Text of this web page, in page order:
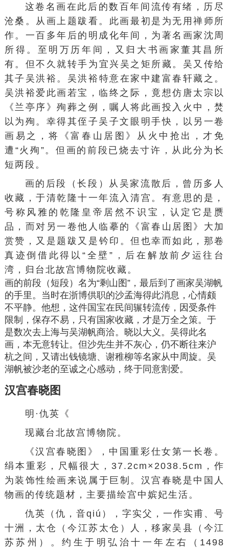
这卷名画在此后的数百年间流传有绪，历尽
沧桑。从画上题跋看。此画最初是为无用禅师所
作。一百多年后的明成化年间，为著名画家 沈周
所得。至 明万历年间，又归大书画家董其昌 所
有。但不久就转手为 宜兴 吴之矩所藏。吴又传给
其子 吴洪裕 。吴洪裕特意在家中建富春轩藏之。
吴洪裕爱此画若宝，临终之际，竟想仿 唐太宗 以
《 兰亭序 》殉葬之例，嘱人将此画投入火中，焚
以为殉。幸得其侄子吴子文眼明手快，以另一卷
画易之，将《富春山居图 》从火中抢出，才免
遭“火殉”。但画的前段已烧去寸许，从此分为长
短两段。
画的后段（长段）从吴家流散后，曾历多人
收藏，于清乾隆十一年流入清宫。有意思的是，
号称风雅的乾隆皇帝居然不识宝，认定它是赝
品，而对另一卷他人临摹的《富春山居图》大加
赏赞，又是题跋又是 钤印 。但也幸而如此，那卷
真迹倒借此得以“全壁”，后在解放前夕运往台
湾，归 台北故宫博物院收藏。
画的前段（短段）名为“剩山图 ”，最后到了画家吴湖帆
的手里。当时在浙博供职的沙孟海得此消息，心情颇
不平静。他想，这件国宝在民间辗转流传，因受条件
限制，保存不易，只有国家收藏，才是万全之策。于
是数次去上海与吴湖帆商洽。晓以大义。吴得此名
画，本无意转让。但沙先生并不灰心，仍不断往来沪
杭之间，又请出钱镜塘、 谢稚柳等名家从中周旋。吴
湖帆被沙老的至诚之心感动，终于同意割爱。
汉宫春晓图
明· 仇英 《
现藏台北故宫博物院。
《汉宫春晓图》，中国重彩仕女第一长卷。
绢本重彩，尺幅很大，37.2cm×2038.5cm，作
为装饰性 绘画来说属于巨制。汉宫春晓是中国人
物画的传统题材，主要描绘宫中 嫔妃生活。
仇英 （仇，音qiú），字实父，一作实甫、号
十洲， 太仓 （今 江苏太仓 ）人，移家 吴县
（今江
苏苏州 ）。约生于明弘治十一年左右（1498